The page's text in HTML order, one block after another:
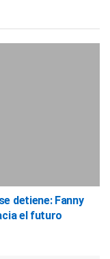
detiene: Fanny
el futuro